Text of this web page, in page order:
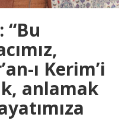
“Bu
ı Kerim’i
anlamak